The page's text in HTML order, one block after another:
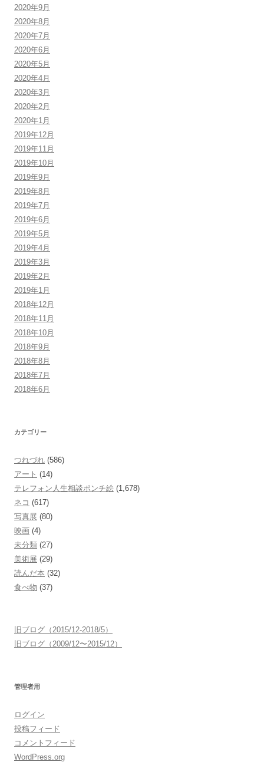
2020年9月
2020年8月
2020年7月
2020年6月
2020年5月
2020年4月
2020年3月
2020年2月
2020年1月
2019年12月
2019年11月
2019年10月
2019年9月
2019年8月
2019年7月
2019年6月
2019年5月
2019年4月
2019年3月
2019年2月
2019年1月
2018年12月
2018年11月
2018年10月
2018年9月
2018年8月
2018年7月
2018年6月
カテゴリー
つれづれ (586)
アート (14)
テレフォン人生相談ポンチ絵 (1,678)
ネコ (617)
写真展 (80)
映画 (4)
未分類 (27)
美術展 (29)
読んだ本 (32)
食べ物 (37)
旧ブログ（2015/12-2018/5）
旧ブログ（2009/12〜2015/12）
管理者用
ログイン
投稿フィード
コメントフィード
WordPress.org